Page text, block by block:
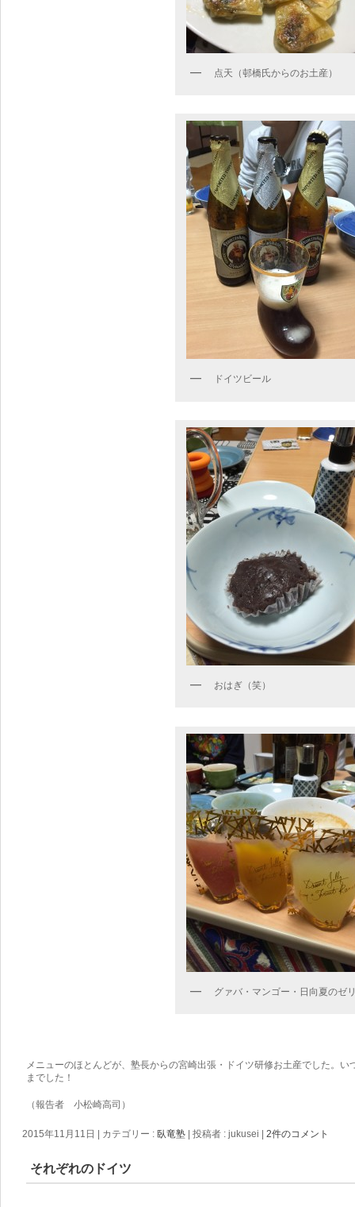
点天（邨橋氏からのお土産）
ドイツビール
おはぎ（笑）
グァバ・マンゴー・日向夏のゼ
メニューのほとんどが、塾長からの宮崎出張・ドイツ研修お土産でした。
までした！
（報告者 小松崎高司）
2015年11月11日 カテゴリー : 臥竜塾 |投稿者 : jukusei |2件のコメント
それぞれのドイツ